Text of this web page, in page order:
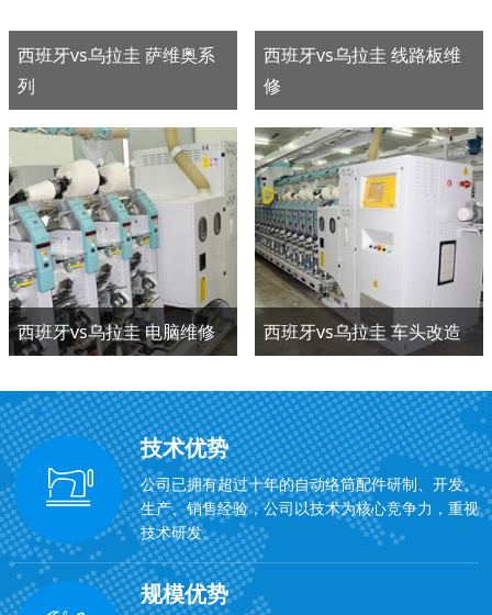
西班牙vs乌拉圭 萨维奥系
列
西班牙vs乌拉圭 线路板维
修
西班牙vs乌拉圭 电脑维修 西班牙vs乌拉圭 车头改造
技术优势
公司已拥有超过十年的自动络筒配件研制、开发、
生产、销售经验，公司以技术为核心竞争力，重视
技术研发。
规模优势